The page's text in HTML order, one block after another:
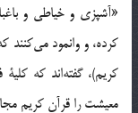
«آشپزی‌ و خیاطی‌ و
کرده، و وانمود
کریم)، گفته‌اند که‌
معیشت‌ را قرآن‌ کریم‌